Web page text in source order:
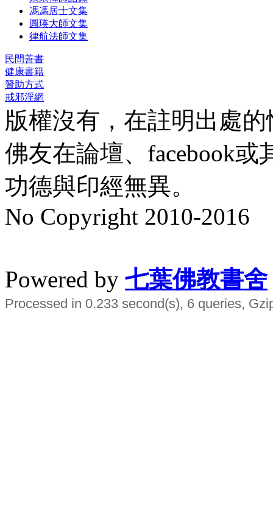
馮馮居士文集
圓瑛大師文集
律航法師文集
民間善書
健康書籍
贊助方式
戒邪淫網
版權沒有，在註明出處
佛友在論壇、facebook
功德與印經無異。
No Copyright 2010-2016
Powered by 七葉佛教書舍
Processed in 0.233 second(s), 6 queries,